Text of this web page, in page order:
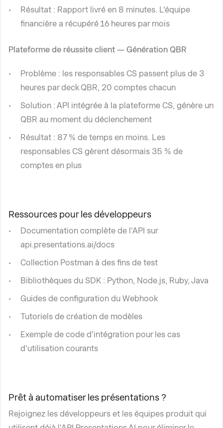
Résultat : Rapport livré en 8 minutes. L'équipe
financière a récupéré 16 heures par mois
Plateforme de réussite client — Génération QBR
Problème : les responsables CS passent plus de 3
heures par deck QBR, 20 comptes chacun
Solution : API intégrée à la plateforme CS, génère un
QBR au moment du déclenchement
Résultat : 87 % de temps en moins. Les
responsables CS gèrent désormais 35 % de
comptes en plus
Ressources pour les développeurs
Documentation complète de l'API sur
api.presentations.ai/docs
Collection Postman à des fins de test
Bibliothèques du SDK : Python, Node.js, Ruby, Java
Guides de configuration du Webhook
Tutoriels de création de modèles
Exemple de code d'intégration pour les cas
d'utilisation courants
Prêt à automatiser les présentations ?
Rejoignez les développeurs et les équipes produit qui